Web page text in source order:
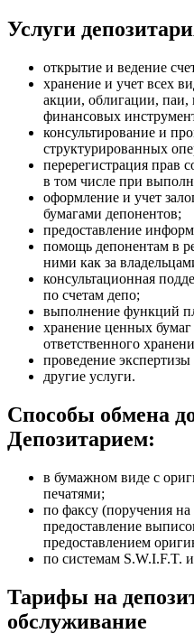
Услуги
открытие и ведение
хранение и учет всех
акции, облигации, паи,
финансовых
консультирование и
структурированных
перерегистрация прав
в том числе при
оформление и учет
бумагами депонентов;
предоставление
помощь депонентам в
ними как за
консультационная
по счетам депо;
выполнение функций
хранение ценных
ответственного
проведение
другие услуги.
Способы обмена
Депозитарием:
в бумажном виде с
печатями;
по факсу (поручения
предоставление
предоставлением
по системам S.W.I.F.T.
Тарифы на
обслуживание